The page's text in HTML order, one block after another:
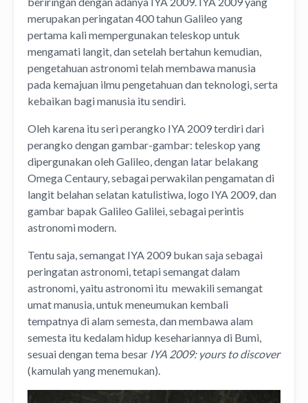
merupakan peringatan 400 tahun Galileo yang
pertama kali mempergunakan teleskop untuk
mengamati langit, dan setelah bertahun kemudian,
pengetahuan astronomi telah membawa manusia
pada kemajuan ilmu pengetahuan dan teknologi, serta
kebaikan bagi manusia itu sendiri.
Oleh karena itu seri perangko IYA 2009 terdiri dari
perangko dengan gambar-gambar: teleskop yang
dipergunakan oleh Galileo, dengan latar belakang
Omega Centaury, sebagai perwakilan pengamatan di
langit belahan selatan katulistiwa, logo IYA 2009, dan
gambar bapak Galileo Galilei, sebagai perintis
astronomi modern.
Tentu saja, semangat IYA 2009 bukan saja sebagai
peringatan astronomi, tetapi semangat dalam
astronomi, yaitu astronomi itu mewakili semangat
umat manusia, untuk meneumukan kembali
tempatnya di alam semesta, dan membawa alam
semesta itu kedalam hidup kesehariannya di Bumi,
sesuai dengan tema besar IYA 2009: yours to discover
(kamulah yang menemukan).